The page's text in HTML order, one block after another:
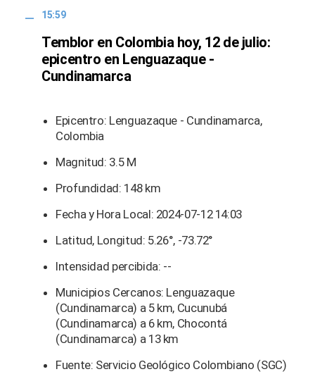
15:59
Temblor en Colombia hoy, 12 de julio:
epicentro en Lenguazaque -
Cundinamarca
Epicentro: Lenguazaque - Cundinamarca,
Colombia
Magnitud: 3.5 M
Profundidad: 148 km
Fecha y Hora Local: 2024-07-12 14:03
Latitud, Longitud: 5.26°, -73.72°
Intensidad percibida: --
Municipios Cercanos: Lenguazaque
(Cundinamarca) a 5 km, Cucunubá
(Cundinamarca) a 6 km, Chocontá
(Cundinamarca) a 13 km
Fuente: Servicio Geológico Colombiano (SGC)